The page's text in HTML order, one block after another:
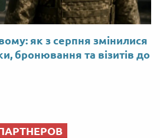
як з серпня змінилися
бронювання та візитів до